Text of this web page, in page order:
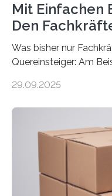
Mit Einfachen
Den
Was bisher nur
Quereinsteiger: Am
Mensch-Maschine-
Die zugrunde
anderen Maschinen
umzurüsten ist ein
Maschine faltet in
Landkarten und vieles
Exemplare pro
29.09.2025